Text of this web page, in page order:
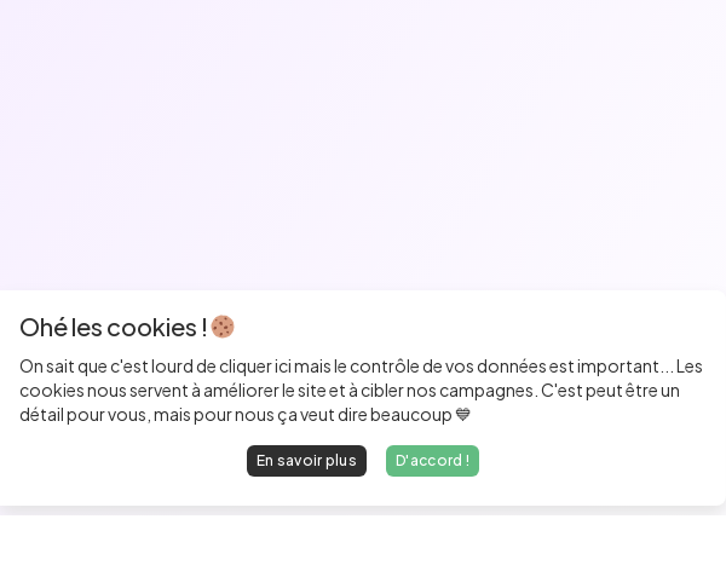
Ohé les cookies !
On sait que c'est lourd de cliquer ici mais le contrôle de vos données est important... Les
cookies nous servent à améliorer le site et à cibler nos campagnes. C'est peut être un
détail pour vous, mais pour nous ça veut dire beaucoup 💙
En savoir plus D'accord !